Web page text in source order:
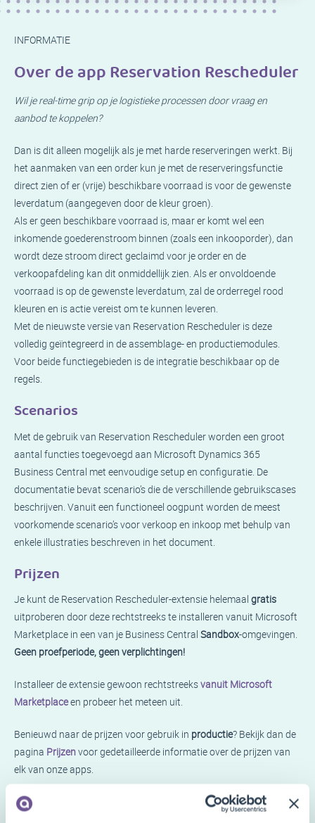
INFORMATIE
Over de app Reservation Rescheduler
Wil je real-time grip op je logistieke processen door vraag en
aanbod te koppelen?
Dan is dit alleen mogelijk als je met harde reserveringen werkt. Bij
het aanmaken van een order kun je met de reserveringsfunctie
direct zien of er (vrije) beschikbare voorraad is voor de gewenste
leverdatum (aangegeven door de kleur groen).
Als er geen beschikbare voorraad is, maar er komt wel een
inkomende goederenstroom binnen (zoals een inkooporder), dan
wordt deze stroom direct geclaimd voor je order en de
verkoopafdeling kan dit onmiddellijk zien. Als er onvoldoende
voorraad is op de gewenste leverdatum, zal de orderregel rood
kleuren en is actie vereist om te kunnen leveren.
Met de nieuwste versie van Reservation Rescheduler is deze
volledig geïntegreerd in de assemblage- en productiemodules.
Voor beide functiegebieden is de integratie beschikbaar op de
regels.
Scenarios
Met de gebruik van Reservation Rescheduler worden een groot
aantal functies toegevoegd aan Microsoft Dynamics 365
Business Central met eenvoudige setup en configuratie. De
documentatie bevat scenario’s die de verschillende gebruikscases
beschrijven. Vanuit een functioneel oogpunt worden de meest
voorkomende scenario’s voor verkoop en inkoop met behulp van
enkele illustraties beschreven in het document.
Prijzen
Je kunt de Reservation Rescheduler-extensie helemaal gratis
uitproberen door deze rechtstreeks te installeren vanuit Microsoft
Marketplace in een van je Business Central Sandbox-omgevingen.
Geen proefperiode, geen verplichtingen!
Installeer de extensie gewoon rechtstreeksvanuit Microsoft
Marketplaceen probeer het meteen uit.
Benieuwd naar de prijzen voor gebruik in productie? Bekijk dan de
pagina Prijzenvoor gedetailleerde informatie over de prijzen van
elk van onze apps.